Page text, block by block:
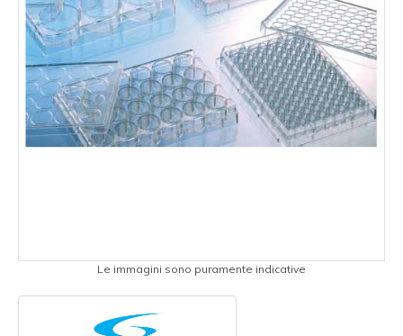
Le immagini sono puramente indicative